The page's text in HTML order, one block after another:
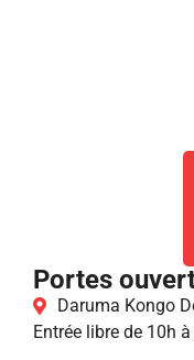
Portes
Daruma Kongo
Entrée libre de 10h